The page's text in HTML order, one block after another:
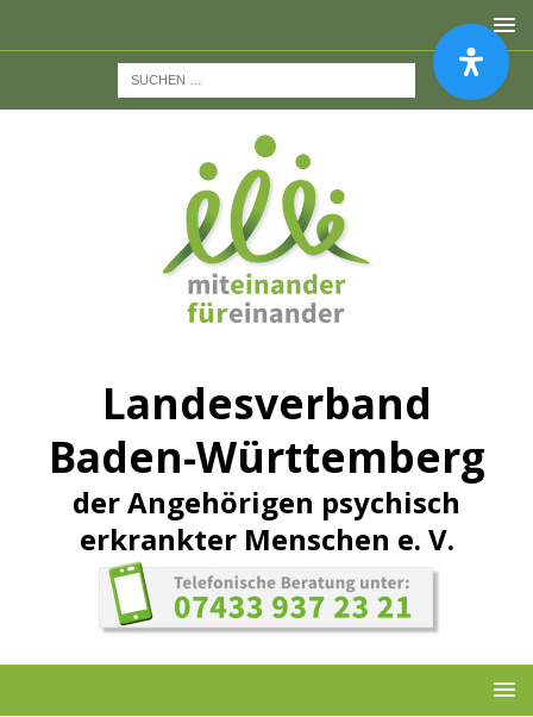
Landesverband
Baden-Württemberg
der Angehörigen psychisch
erkrankter Menschen e. V.